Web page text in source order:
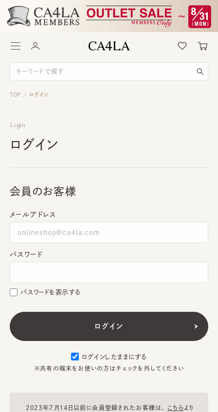
TOP / ログイン
Login
ログイン
会員のお客様
メールアドレス
パスワード
パスワードを表示する
ログインしたままにする
※共有の端末をお使いの方はチェックを外してください
2023年7月14日以前に会員登録されたお客様は、 こちらより